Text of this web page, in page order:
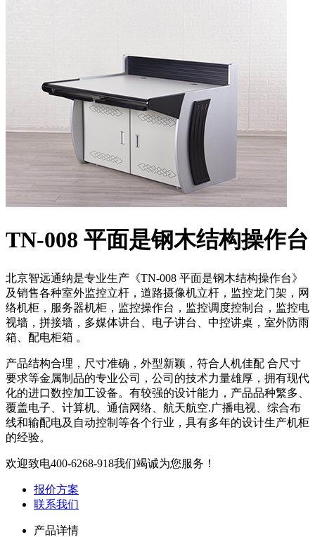
TN-008 平面是钢木结构操作台
北京智远通纳是专业生产《TN-008 平面是钢木结构操作台》
及销售各种室外监控立杆，道路摄像机立杆，监控龙门架，网
络机柜，服务器机柜，监控操作台，监控调度控制台，监控电
视墙，拼接墙，多媒体讲台、电子讲台、中控讲桌，室外防雨
箱、配电柜箱 。
产品结构合理，尺寸准确，外型新颖，符合人机佳配 合尺寸
要求等金属制品的专业公司，公司的技术力量雄厚，拥有现代
化的进口数控加工设备。有较强的设计能力，产品品种繁多、
覆盖电子、计算机、通信网络、航天航空.广播电视、综合布
线和输配电及自动控制等各个行业，具有多年的设计生产机柜
的经验。
欢迎致电400-6268-918我们竭诚为您服务！
报价方案
联系我们
产品详情